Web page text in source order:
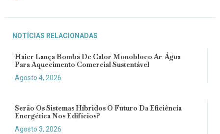
NOTÍCIAS RELACIONADAS
Haier Lança Bomba De Calor Monobloco Ar-Água
Para Aquecimento Comercial Sustentável
Agosto 4, 2026
Serão Os Sistemas Híbridos O Futuro Da Eficiência
Energética Nos Edifícios?
Agosto 3, 2026